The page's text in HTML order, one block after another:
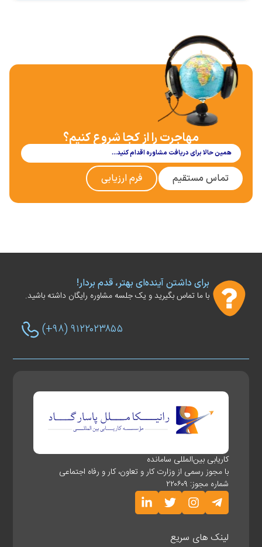
مهاجرت را از کجا شروع کنیم؟
همین حالا برای دریافت مشاوره اقدام کنید…
تماس مستقیم فرم ارزیابی
برای داشتن آینده‌ای بهتر، قدم بردار!
با ما تماس بگیرید و یک جلسه مشاوره رایگان داشته باشید.
(+۹۸) ۹۱۲۲۰۲۳۸۵۵
کاریابی بین‌المللی سامانده
با مجوز رسمی از وزارت کار و تعاون، کار و رفاه اجتماعی
شماره مجوز: ۲۲۰۶۰۹
لینک های سریع